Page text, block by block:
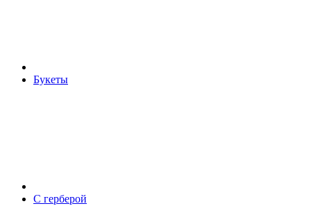
Букеты
С герберой